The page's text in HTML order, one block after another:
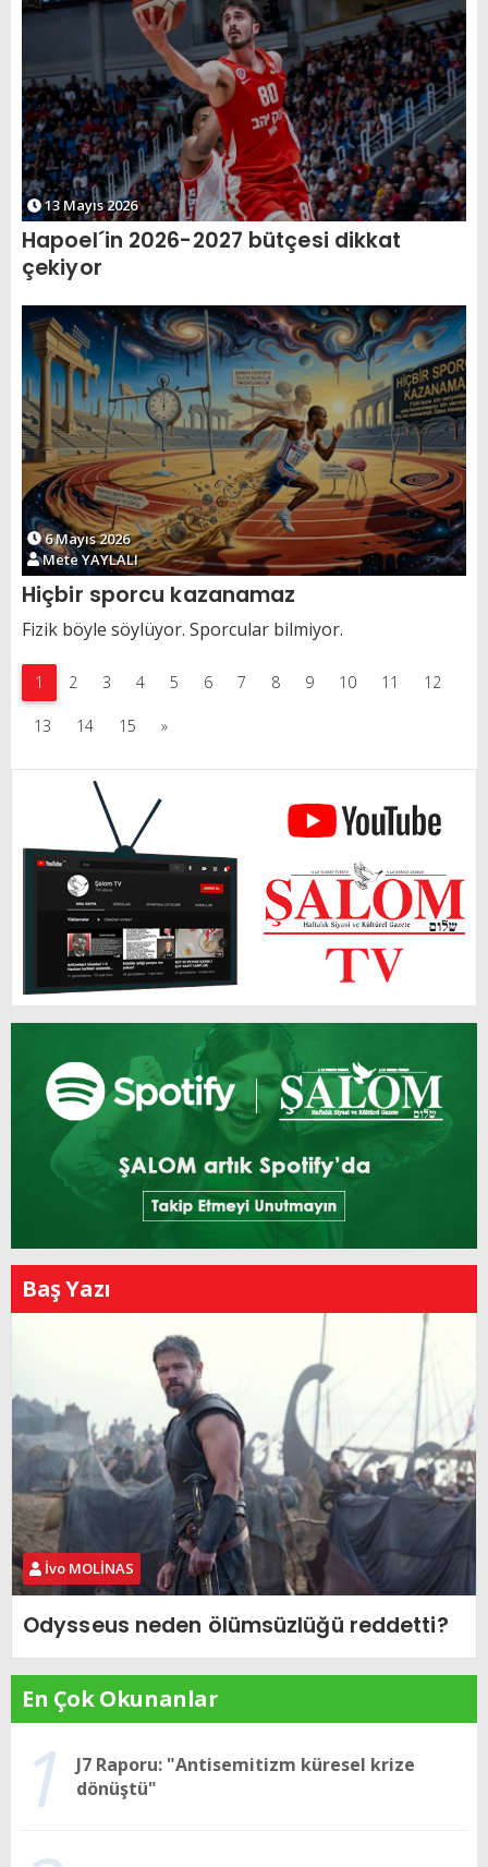
13 Mayıs 2026
Hapoel´in 2026-2027 bütçesi dikkat
çekiyor
6 Mayıs 2026
Mete YAYLALI
Hiçbir sporcu kazanamaz
Fizik böyle söylüyor. Sporcular bilmiyor.
1 2 3 4 5 6 7 8 9 10 11 12
13 14 15 »
Baş Yazı
İvo MOLİNAS
Odysseus neden ölümsüzlüğü reddetti?
En Çok Okunanlar
1
J7 Raporu: "Antisemitizm küresel krize
dönüştü"